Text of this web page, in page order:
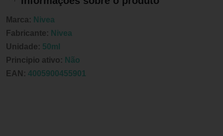
Marca: Nivea
Fabricante: Nivea
Unidade: 50ml
Principio ativo: Não
EAN: 4005900455901